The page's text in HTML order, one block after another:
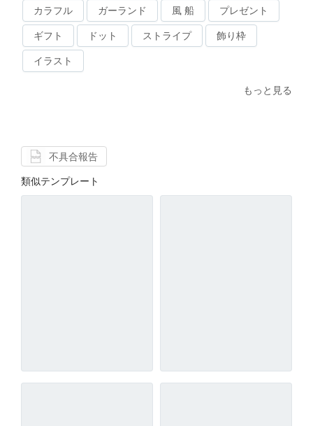
カラフル ガーランド 風 船 プレゼント
ギフト ドット ストライプ 飾り枠
イラスト
もっと見る
不具合報告
類似テンプレート